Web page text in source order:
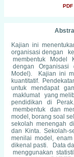
PDF
Kajian ini
organisasi dengan
membentuk Model
dengan Organisasi
Model). Kajian ini
kuantitatif.
untuk mendapat
maklumat yang
pendidikan di
membentuk dan
model, borang soal
sekolah menengah
dan Kinta. Sekolah-
menilai model, enam
dikenal pasti. Data
menggunakan